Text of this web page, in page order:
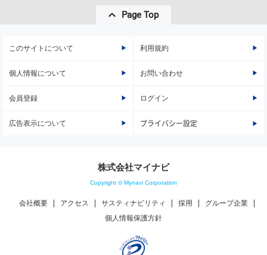
Page Top
このサイトについて 利用規約
個人情報について お問い合わせ
会員登録 ログイン
広告表示について プライバシー設定
株式会社マイナビ
Copyright © Mynavi Corporation
会社概要 アクセス サスティナビリティ 採用
グループ企業
個人情報保護方針